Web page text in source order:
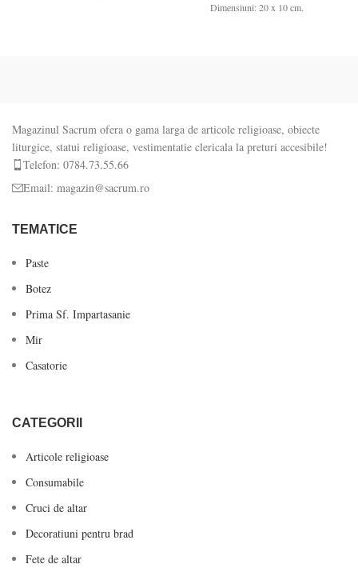
Dimensiuni: 20 x 10 cm.
Magazinul Sacrum ofera o gama larga de articole religioase, obiecte
liturgice, statui religioase, vestimentatie clericala la preturi accesibile!
Telefon: 0784.73.55.66
Email: magazin@sacrum.ro
TEMATICE
Paste
Botez
Prima Sf. Impartasanie
Mir
Casatorie
CATEGORII
Articole religioase
Consumabile
Cruci de altar
Decoratiuni pentru brad
Fete de altar